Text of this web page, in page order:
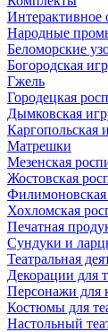
Интерактивное
Народные
Беломорские
Богородская
Гжель
Городецкая
Дымковская
Каргопольская
Матрешки
Мезенская
Жостовская
Хохломская
Печатная
Сундуки и
Театральная
Декорации для
Персонажи для
Костюмы для
Настольный